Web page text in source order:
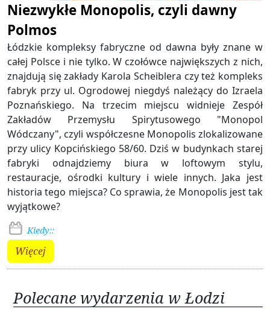
Niezwykłe Monopolis, czyli dawny
Polmos
Łódzkie kompleksy fabryczne od dawna były znane w
całej Polsce i nie tylko. W czołówce największych z nich,
znajdują się zakłady Karola Scheiblera czy też kompleks
fabryk przy ul. Ogrodowej niegdyś należący do Izraela
Poznańskiego. Na trzecim miejscu widnieje Zespół
Zakładów Przemysłu Spirytusowego "Monopol
Wódczany", czyli współczesne Monopolis zlokalizowane
przy ulicy Kopcińskiego 58/60. Dziś w budynkach starej
fabryki odnajdziemy biura w loftowym stylu,
restauracje, ośrodki kultury i wiele innych. Jaka jest
historia tego miejsca? Co sprawia, że Monopolis jest tak
wyjątkowe?
Kiedy::
Więcej
Polecane wydarzenia w Łodzi